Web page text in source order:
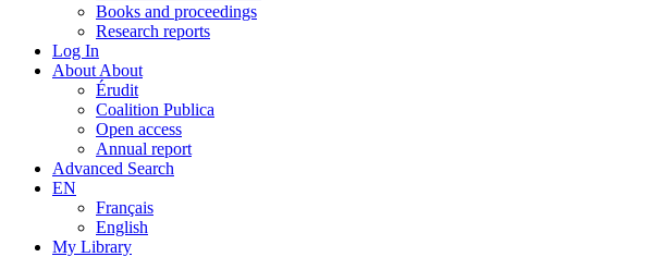
Books and proceedings
Research reports
Log In
About About
Érudit
Coalition Publica
Open access
Annual report
Advanced Search
EN
Français
English
My Library